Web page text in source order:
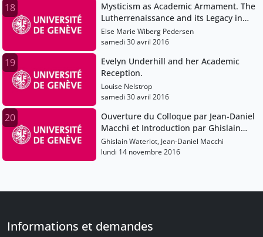
18
Mysticism as Academic Armament. The
Lutherrenaissance and its Legacy in
Germany and Denmark.
Else Marie Wiberg Pedersen
samedi 30 avril 2016
19
Evelyn Underhill and her Academic
Reception.
Louise Nelstrop
samedi 30 avril 2016
20
Ouverture du Colloque par Jean-Daniel
Macchi et Introduction par Ghislain
Waterlot
Ghislain Waterlot, Jean-Daniel Macchi
lundi 14 novembre 2016
Informations et demandes